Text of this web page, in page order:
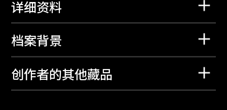
详细资料
档案背景
创作者的其他藏品